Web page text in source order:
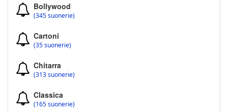
Bollywood
(345 suonerie)
Cartoni
(35 suonerie)
Chitarra
(313 suonerie)
Classica
(165 suonerie)